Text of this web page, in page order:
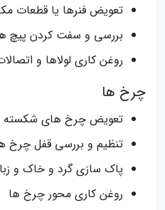
تعویض فنرها یا قطعات
بررسی و سفت کردن پیچ‌
روغن‌ کاری لولاها و
چرخ‌ ها
تعویض چرخ‌ های شکسته
تنظیم و بررسی قفل چرخ‌
پاک‌ سازی گرد و خاک و
روغن‌ کاری محور چرخ‌ ها